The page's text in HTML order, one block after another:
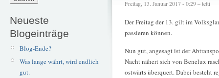
Neueste
Blogeinträge
Blog-Ende?
Was lange währt, wird endlich
gut.
Freitag, 13. Januar 2017 - 0:29 – tetti
Der Freitag der 13. gilt im
passieren können.
Nun gut, angesagt ist der
Nacht nähert sich von Benelux
ostwärts überquert. Dabei besteht